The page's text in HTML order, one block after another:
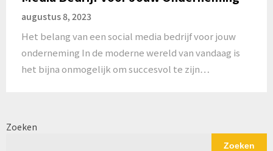
augustus 8, 2023
Het belang van een social media bedrijf voor jouw
onderneming In de moderne wereld van vandaag is
het bijna onmogelijk om succesvol te zijn…
Zoeken
Zoeken